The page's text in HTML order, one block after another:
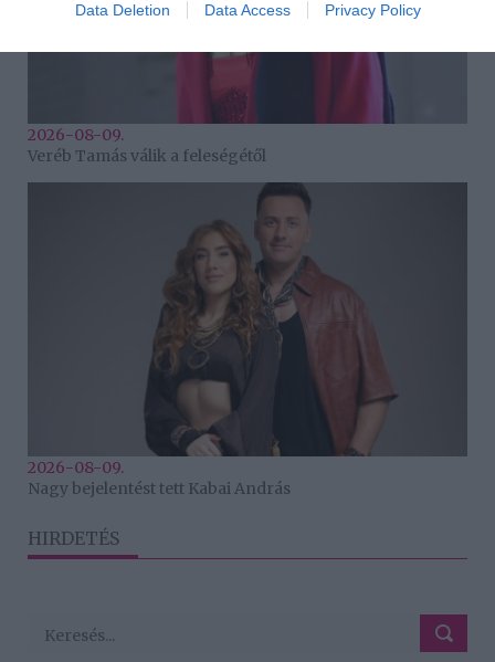
Data Deletion Data Access Privacy Policy
2026-08-09.
Veréb Tamás válik a feleségétől
2026-08-09.
Nagy bejelentést tett Kabai András
HIRDETÉS